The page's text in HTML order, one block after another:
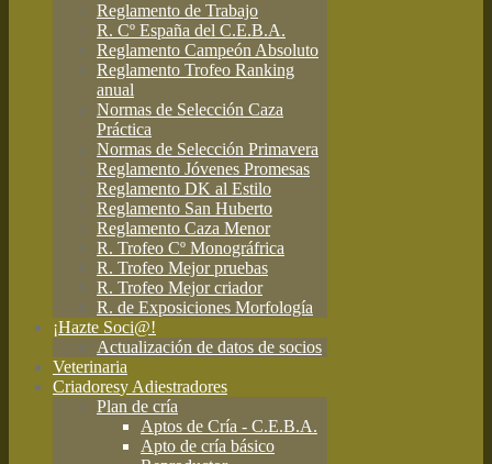
Reglamento de Trabajo
R. Cº España del C.E.B.A.
Reglamento Campeón Absoluto
Reglamento Trofeo Ranking
anual
Normas de Selección Caza
Práctica
Normas de Selección Primavera
Reglamento Jóvenes Promesas
Reglamento DK al Estilo
Reglamento San Huberto
Reglamento Caza Menor
R. Trofeo Cº Monográfrica
R. Trofeo Mejor pruebas
R. Trofeo Mejor criador
R. de Exposiciones Morfología
¡Hazte Soci@!
Actualización de datos de socios
Veterinaria
Criadoresy Adiestradores
Plan de cría
Aptos de Cría - C.E.B.A.
Apto de cría básico